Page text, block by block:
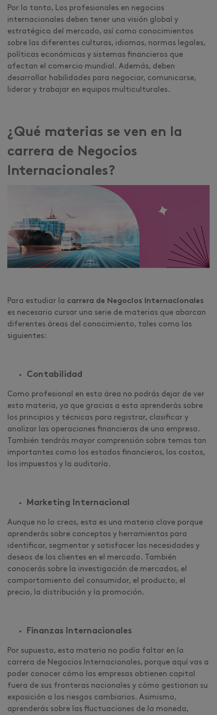
Por lo tanto, Los profesionales en negocios
internacionales deben tener una visión global y
estratégica del mercado, así como conocimientos
sobre las diferentes culturas, idiomas, normas legales,
políticas económicas y sistemas financieros que
afectan el comercio mundial. Además, deben
desarrollar habilidades para negociar, comunicarse,
liderar y trabajar en equipos multiculturales.
¿Qué materias se ven en la
carrera de Negocios
Internacionales?
Para estudiar la carrera de Negocios Internacionales
es necesario cursar una serie de materias que abarcan
diferentes áreas del conocimiento, tales como las
siguientes:
Contabilidad
Como profesional en esta área no podrás dejar de ver
esta materia, ya que gracias a esta aprenderás sobre
los principios y técnicas para registrar, clasificar y
analizar las operaciones financieras de una empresa.
También tendrás mayor comprensión sobre temas tan
importantes como los estados financieros, los costos,
los impuestos y la auditoría.
Marketing Internacional
Aunque no lo creas, esta es una materia clave porque
aprenderás sobre conceptos y herramientas para
identificar, segmentar y satisfacer las necesidades y
deseos de los clientes en el mercado. También
conocerás sobre la investigación de mercados, el
comportamiento del consumidor, el producto, el
precio, la distribución y la promoción.
Finanzas Internacionales
Por supuesto, esta materia no podía faltar en la
carrera de Negocios Internacionales, porque aquí vas a
poder conocer cómo las empresas obtienen capital
fuera de sus fronteras nacionales y cómo gestionan su
exposición a los riesgos cambiarios. Asimismo,
aprenderás sobre las fluctuaciones de la moneda,